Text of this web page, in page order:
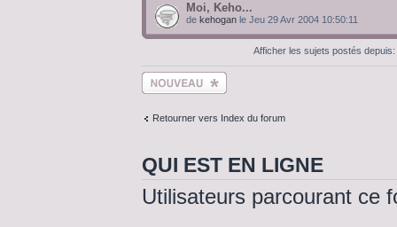
Moi, Keho...
de kehogan le Jeu 29 Avr 2004 10:50:11
Afficher les sujets postés depuis:
Ecrire un nouveau
sujet
Retourner vers Index du forum
QUI EST EN LIGNE
Utilisateurs parcourant ce